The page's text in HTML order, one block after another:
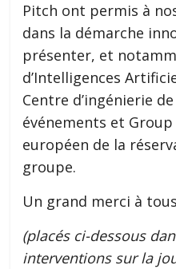
Pitch ont permis à
dans la démarche
présenter, et
d’Intelligences
Centre d’ingénierie
événements et
européen de la
groupe.
Un grand merci à
(placés ci-dessous
interventions sur la